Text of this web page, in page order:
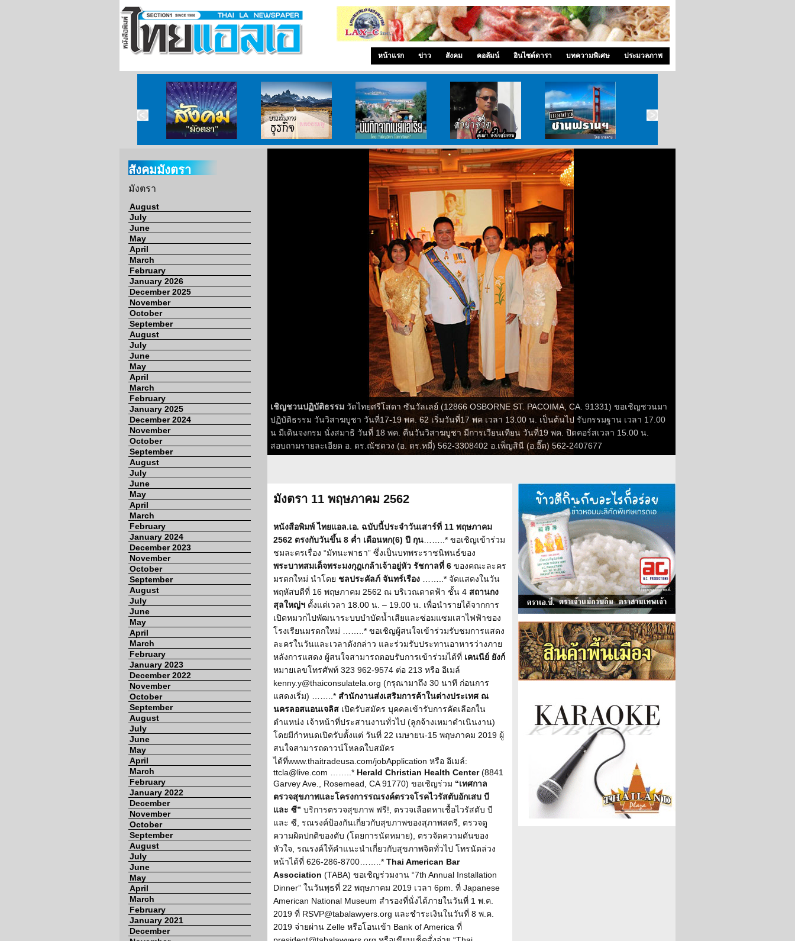
หน้าแรก ข่าว สังคม คอลัมน์ อินไซด์ดารา บทความพิเศษ ประมวลภาพ
สังคมมังตรา บนเส้นทางธุรกิจ บันทึกจากเบย์เอเรีย ลำนำ..ชีวิต บอกข่าว ซานฟราน ท่องไปใน San Francisco
สังคมมังตรา
มังตรา
August
July
June
May
April
March
February
January 2026
December 2025
November
October
September
August
July
June
May
April
March
February
January 2025
December 2024
November
October
September
August
July
June
May
April
March
February
January 2024
December 2023
November
October
September
August
July
June
May
April
March
February
January 2023
December 2022
November
October
September
August
July
June
May
April
March
February
January 2022
December
November
October
September
August
July
June
May
April
March
February
January 2021
December
เชิญชวนปฏิบัติธรรม วัดไทยศรีโสดา ซันวัลเลย์ (12866 OSBORNE ST. PACOIMA, CA. 91331) ขอเชิญชวนมา
ปฏิบัติธรรม วันวิสาฆบูชา วันที่17-19 พค. 62 เริ่มวันที่17 พค เวลา 13.00 น. เป็นต้นไป รับกรรมฐาน เวลา 17.00
น มีเดินจงกรม นั่งสมาธิ วันที่ 18 พค. คืนวันวิสาฆบูชา มีการเวียนเทียน วันที่19 พค. ปิดคอร์สเวลา 15.00 น.
สอบถามรายละเอียด อ. ดร.ณัชดวง (อ. ดร.หมี่) 562-3308402 อ.เพ็ญสินี (อ.อี๊ด) 562-2407677
มังตรา 11 พฤษภาคม 2562
หนังสือพิมพ์ ไทยแอล.เอ. ฉบับนี้ประจำวันเสาร์ที่ 11 พฤษภาคม
2562 ตรงกับวันขึ้น 8 ค่ำ เดือนหก(6) ปี กุน ……..* ขอเชิญเข้าร่วม
ชมละครเรื่อง “มัทนะพาธา” ซึ่งเป็นบทพระราชนิพนธ์ของ
พระบาทสมเด็จพระมงกุฎเกล้าเจ้าอยู่หัว รัชกาลที่ 6 ของคณะละคร
มรดกใหม่ นำโดย ชลประคัลภ์ จันทร์เรือง ……..* จัดแสดงในวัน
พฤหัสบดีที่ 16 พฤษภาคม 2562 ณ บริเวณดาดฟ้า ชั้น 4 สถานกง
สุลใหญ่ฯ ตั้งแต่เวลา 18.00 น. – 19.00 น. เพื่อนำรายได้จากการ
เปิดหมวกไปพัฒนาระบบบำบัดน้ำเสียและซ่อมแซมเสาไฟฟ้าของ
โรงเรียนมรดกใหม่ ……..* ขอเชิญผู้สนใจเข้าร่วมรับชมการแสดง
ละครในวันและเวลาดังกล่าว และร่วมรับประทานอาหารว่างภาย
หลังการแสดง ผู้สนใจสามารถตอบรับการเข้าร่วมได้ที่ เคนนีย์ ยังก์
หมายเลขโทรศัพท์ 323 962-9574 ต่อ 213 หรือ อีเมล์
kenny.y@thaiconsulatela.org (กรุณามาถึง 30 นาที ก่อนการ
แสดงเริ่ม) ……..* สำนักงานส่งเสริมการค้าในต่างประเทศ ณ
นครลอสแอนเจลิส เปิดรับสมัคร บุคคลเข้ารับการคัดเลือกใน
ตำแหน่ง เจ้าหน้าที่ประสานงานทั่วไป (ลูกจ้างเหมาดำเนินงาน)
โดยมีกำหนดเปิดรับตั้งแต่ วันที่ 22 เมษายน-15 พฤษภาคม 2019 ผู้
สนใจสามารถดาวน์โหลดใบสมัคร
ได้ที่www.thaitradeusa.com/jobApplication หรือ อีเมล์:
ttcla@live.com ……..* Herald Christian Health Center(8841
Garvey Ave., Rosemead, CA 91770) ขอเชิญร่วม “เทศกาล
ตรวจสุขภาพและโครงการรณรงค์ตรวจโรคไวรัสตับอักเสบ บี
และ ซี” บริการตรวจสุขภาพ ฟรี!, ตรวจเลือดหาเชื้อไวรัสตับ บี
และ ซี, รณรงค์ป้องกันเกี่ยวกับสุขภาพของสุภาพสตรี, ตรวจดู
ความผิดปกติของตับ (โดยการนัดหมาย), ตรวจัดความดันของ
หัวใจ, รณรงค์ให้คำแนะนำเกี่ยวกับสุขภาพจิตทั่วไป โทรนัดล่วง
หน้าได้ที่ 626-286-8700……..* Thai American Bar
Association (TABA) ขอเชิญร่วมงาน “7th Annual Installation
Dinner” ในวันพุธที่ 22 พฤษภาคม 2019 เวลา 6pm. ที่ Japanese
American National Museum สำรองที่นั่งได้ภายในวันที่ 1 พ.ค.
2019 ที่ RSVP@tabalawyers.org และชำระเงินในวันที่ 8 พ.ค.
2019 จ่ายผ่าน Zelle หรือโอนเข้า Bank of America ที่